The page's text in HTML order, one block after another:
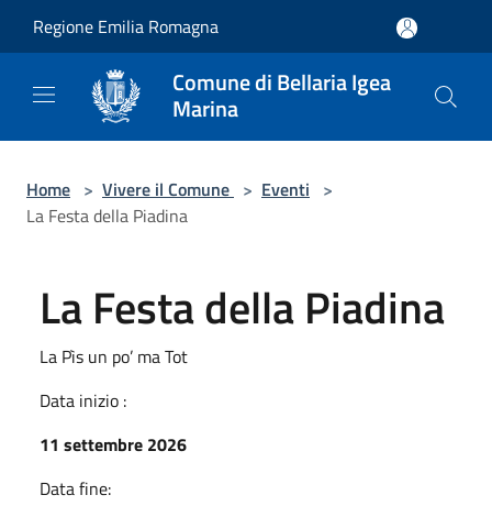
Regione Emilia Romagna
Comune di Bellaria Igea
Marina
Home > Vivere il Comune > Eventi >
La Festa della Piadina
La Festa della Piadina
La Pìs un po’ ma Tot
Data inizio :
11 settembre 2026
Data fine: